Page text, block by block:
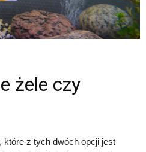
żele czy
które z tych dwóch opcji jest